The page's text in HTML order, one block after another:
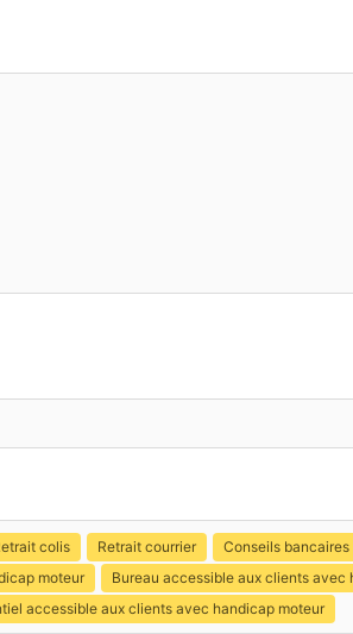
colis Retrait courrier Conseils bancaires
moteur
Bureau accessible aux clients avec
accessible aux clients avec handicap moteur